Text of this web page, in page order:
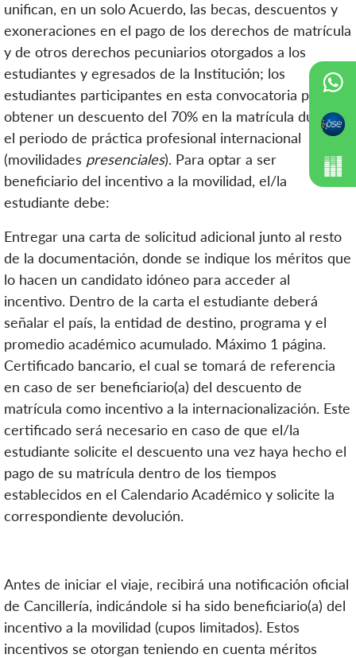
unifican, en un solo Acuerdo, las becas, descuentos y
exoneraciones en el pago de los derechos de matrícula
y de otros derechos pecuniarios otorgados a los
estudiantes y egresados de la Institución; los
estudiantes participantes en esta convocatoria podrán
obtener un descuento del 70% en la matrícula durante
el periodo de práctica profesional internacional
(movilidades presenciales). Para optar a ser
beneficiario del incentivo a la movilidad, el/la
estudiante debe:
Entregar una carta de solicitud adicional junto al resto
de la documentación, donde se indique los méritos que
lo hacen un candidato idóneo para acceder al
incentivo. Dentro de la carta el estudiante deberá
señalar el país, la entidad de destino, programa y el
promedio académico acumulado. Máximo 1 página.
Certificado bancario, el cual se tomará de referencia
en caso de ser beneficiario(a) del descuento de
matrícula como incentivo a la internacionalización. Este
certificado será necesario en caso de que el/la
estudiante solicite el descuento una vez haya hecho el
pago de su matrícula dentro de los tiempos
establecidos en el Calendario Académico y solicite la
correspondiente devolución.
Antes de iniciar el viaje, recibirá una notificación oficial
de Cancillería, indicándole si ha sido beneficiario(a) del
incentivo a la movilidad (cupos limitados). Estos
incentivos se otorgan teniendo en cuenta méritos